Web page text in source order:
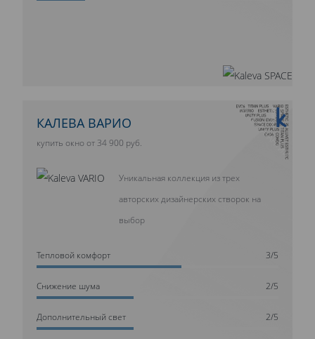
10 ЛЕТ ГАРАНТИИ
КАЛЕВА ВАРИО
купить окно от 34 900 руб.
Уникальная коллекция из трех
авторских дизайнерских створок на
выбор
Тепловой комфорт 3/5
Cнижение шума 2/5
Дополнительный свет 2/5